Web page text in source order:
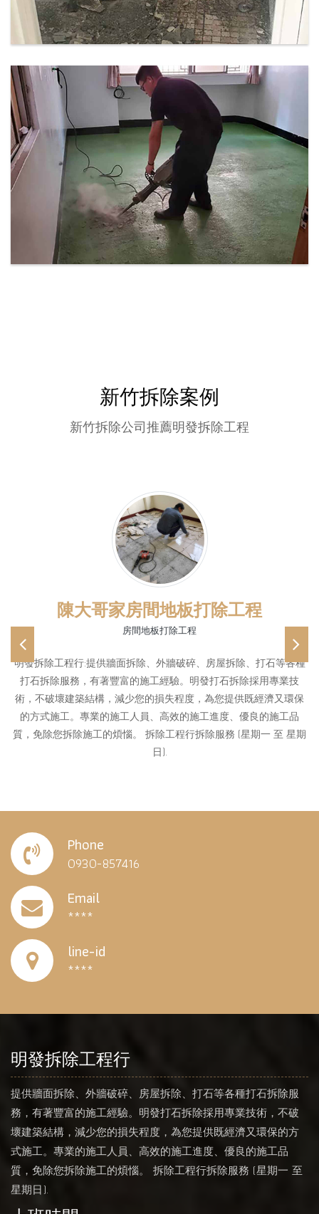
新竹拆除案例
新竹拆除公司推薦明發拆除工程
陳大哥家房間地板打除工程
房間地板打除工程
明發拆除工程行:提供牆面拆除、外牆破碎、房屋拆除、打石等各種
打石拆除服務，有著豐富的施工經驗。明發打石拆除採用專業技
術，不破壞建築結構，減少您的損失程度，為您提供既經濟又環保
的方式施工。專業的施工人員、高效的施工進度、優良的施工品
質，免除您拆除施工的煩惱。 拆除工程行拆除服務 (星期一 至 星期
日).
Previous
Phone
0930-857416
Email
****
line-id
****
明發拆除工程行
提供牆面拆除、外牆破碎、房屋拆除、打石等各種打石拆除服
務，有著豐富的施工經驗。明發打石拆除採用專業技術，不破
壞建築結構，減少您的損失程度，為您提供既經濟又環保的方
式施工。專業的施工人員、高效的施工進度、優良的施工品
質，免除您拆除施工的煩惱。 拆除工程行拆除服務 (星期一 至
星期日).